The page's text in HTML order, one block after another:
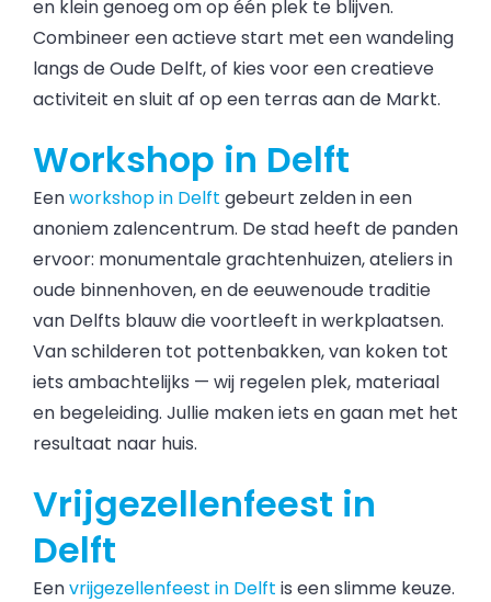
en klein genoeg om op één plek te blijven.
Combineer een actieve start met een wandeling
langs de Oude Delft, of kies voor een creatieve
activiteit en sluit af op een terras aan de Markt.
Workshop in Delft
Eenworkshop in Delft gebeurt zelden in een
anoniem zalencentrum. De stad heeft de panden
ervoor: monumentale grachtenhuizen, ateliers in
oude binnenhoven, en de eeuwenoude traditie
van Delfts blauw die voortleeft in werkplaatsen.
Van schilderen tot pottenbakken, van koken tot
iets ambachtelijks — wij regelen plek, materiaal
en begeleiding. Jullie maken iets en gaan met het
resultaat naar huis.
Vrijgezellenfeest in
Delft
Eenvrijgezellenfeest in Delft is een slimme keuze.